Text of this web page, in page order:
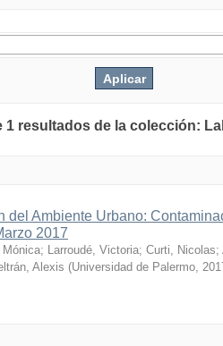
1 resultados de la colección:
del Ambiente Urbano:
2017
Mónica; Larroudé, Victoria; Curti, Nicolas;
Alexis (Universidad de Palermo,